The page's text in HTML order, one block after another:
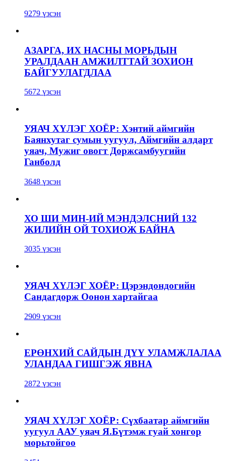
9279 үзсэн
АЗАРГА, ИХ НАСНЫ МОРЬДЫН
УРАЛДААН АМЖИЛТТАЙ ЗОХИОН
БАЙГУУЛАГДЛАА
5672 үзсэн
УЯАЧ ХҮЛЭГ ХОЁР: Хэнтий аймгийн
Баянхутаг сумын уугуул, Аймгийн алдарт
уяач, Мужиг овогт Доржсамбуугийн
Ганболд
3648 үзсэн
ХО ШИ МИН-ИЙ МЭНДЭЛСНИЙ 132
ЖИЛИЙН ОЙ ТОХИОЖ БАЙНА
3035 үзсэн
УЯАЧ ХҮЛЭГ ХОЁР: Цэрэндондогийн
Сандагдорж Оонон хартайгаа
2909 үзсэн
ЕРӨНХИЙ САЙДЫН ДҮҮ УЛАМЖЛАЛАА
УЛАНДАА ГИШГЭЖ ЯВНА
2872 үзсэн
УЯАЧ ХҮЛЭГ ХОЁР: Сүхбаатар аймгийн
уугуул ААУ уяач Я.Бүтэмж гуай хонгор
морьтойгоо